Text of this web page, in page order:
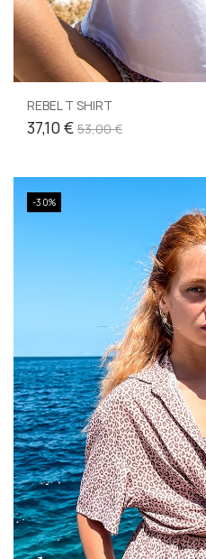
REBEL T SHIRT
37,10 € 53,00 €
-30%